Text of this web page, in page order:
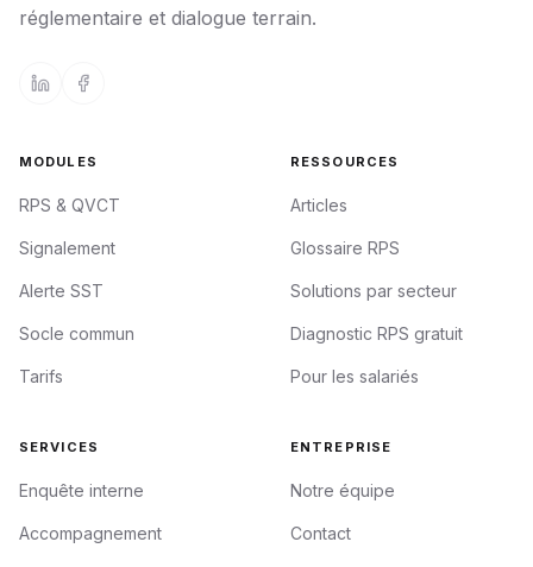
réglementaire et dialogue terrain.
MODULES
RPS & QVCT
Signalement
Alerte SST
Socle commun
Tarifs
RESSOURCES
Articles
Glossaire RPS
Solutions par secteur
Diagnostic RPS gratuit
Pour les salariés
SERVICES
Enquête interne
Accompagnement
ENTREPRISE
Notre équipe
Contact